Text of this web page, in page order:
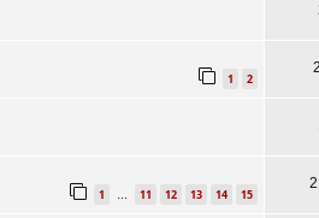
1 2
1 … 11 12 13 14 15